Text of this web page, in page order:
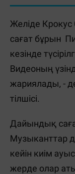
Желіде Крокус
сағат бұрын
кезінде
Видеоның
жариялады, -
тілшісі.
Дайындық
Музыканттар
кейін киім
жерде олар